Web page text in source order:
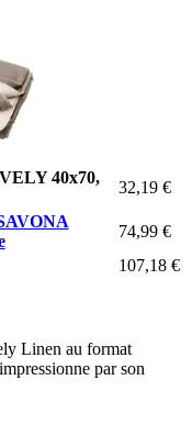
40x70,
32,19 €
74,99 €
107,18 €
Linen au format
par son